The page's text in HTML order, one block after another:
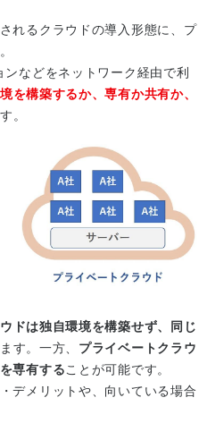
れるクラウドの導入形態に、プ
などをネットワーク経由で利
を構築するか、専有か共有か、
。
ドは独自環境を構築せず、同じ
す。一方、 プライベートクラウ
専有することが可能です。
デメリットや、向いている場合